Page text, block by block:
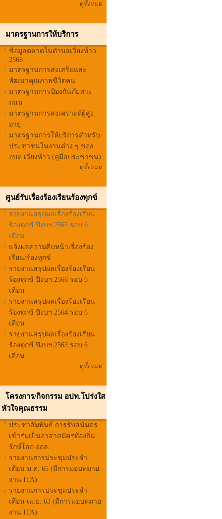
ดูทั้งหมด
มาตรฐานการให้บริการ
ข้อมูลตลาดในตำบลเวียงห้าว
2566
มาตรฐานการส่งเสริมและ
พัฒนาคุณภาพชีวิตคน
มาตรฐานการป้องกันภัยทาง
ถนน
มาตรฐานการสงเคราะห์ผู้สูง
อายุ
มาตรฐานการให้บริการสำหรับ
ประชาชนในงานต่าง ๆ ของ
อบต.เวียงห้าว (คู่มือประชาชน)
ดูทั้งหมด
ศูนย์รับเรื่องร้องเรียนร้องทุกข์
รายงานสรุปผลเรื่องร้องเรียน
ร้องทุกข์ ปีงบฯ 2565 รอบ 6
เดือน
แจ้งผลความคืบหน้าเรื่องร้อง
เรียน/ร้องทุกข์
รายงานสรุปผลเรื่องร้องเรียน
ร้องทุกข์ ปีงบฯ 2566 รอบ 6
เดือน
รายงานสรุปผลเรื่องร้องเรียน
ร้องทุกข์ ปีงบฯ 2564 รอบ 6
เดือน
รายงานสรุปผลเรื่องร้องเรียน
ร้องทุกข์ ปีงบฯ 2563 รอบ 6
เดือน
ดูทั้งหมด
โครงการ/กิจกรรม อปท.โปร่งใส
หัวใจคุณธรรม
ประชาสัมพันธ์ การรับสนัมคร
เข้าร่มเป็นอาสาสมัครท้องถิ่น
รักษ์โลก อถล.
รายงานการประชุมประจำ
เดือน ม.ค. 65 (มีการมอบหมาย
งาน ITA)
รายงานการประชุมประจำ
เดือน เม.ย. 63 (มีการมอบหมาย
งาน ITA)